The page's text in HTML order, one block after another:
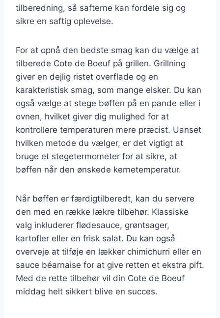
tilberedning, så safterne kan fordele sig og
sikre en saftig oplevelse.
For at opnå den bedste smag kan du vælge at
tilberede Cote de Boeuf på grillen. Grillning
giver en dejlig ristet overflade og en
karakteristisk smag, som mange elsker. Du kan
også vælge at stege bøffen på en pande eller i
ovnen, hvilket giver dig mulighed for at
kontrollere temperaturen mere præcist. Uanset
hvilken metode du vælger, er det vigtigt at
bruge et stegetermometer for at sikre, at
bøffen når den ønskede kernetemperatur.
Når bøffen er færdigtilberedt, kan du servere
den med en række lækre tilbehør. Klassiske
valg inkluderer flødesauce, grøntsager,
kartofler eller en frisk salat. Du kan også
overveje at tilføje en lækker chimichurri eller en
sauce béarnaise for at give retten et ekstra pift.
Med de rette tilbehør vil din Cote de Boeuf
middag helt sikkert blive en succes.